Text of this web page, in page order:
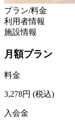
プラン/料金
利用者情報
施設情報
月額プラン
料金
3,278円 (税込)
入会金